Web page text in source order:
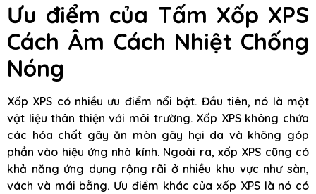
Ưu điểm của Tấm Xốp XPS
Cách Âm Cách Nhiệt Chống
Nóng
Xốp XPS có nhiều ưu điểm nổi bật. Đầu tiên, nó là một
vật liệu thân thiện với môi trường. Xốp XPS không chứa
các hóa chất gây ăn mòn gây hại da và không góp
phần vào hiệu ứng nhà kính. Ngoài ra, xốp XPS cũng có
khả năng ứng dụng rộng rãi ở nhiều khu vực như sàn,
vách và mái bằng. Ưu điểm khác của xốp XPS là nó có